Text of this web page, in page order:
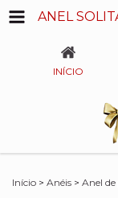
ANEL
INÍCIO
Início > Anéis > Anel